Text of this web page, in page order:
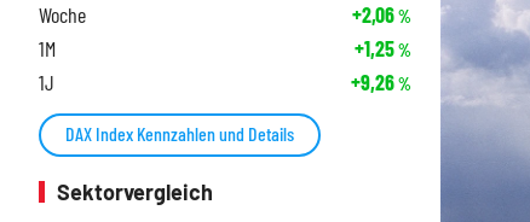
Woche +2,06%
1M +1,25%
1J +9,26%
DAX Index Kennzahlen und Details
Sektorvergleich